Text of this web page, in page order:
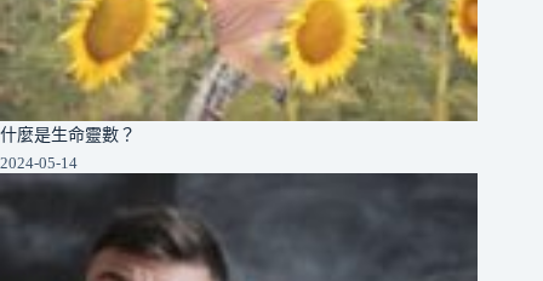
什麼是生命靈數？
2024-05-14